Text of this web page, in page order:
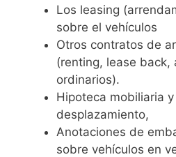
Los leasing
sobre el vehículos
Otros contratos de
(renting, lease back,
ordinarios).
Hipoteca mobiliaria
desplazamiento,
Anotaciones de
sobre vehículos en